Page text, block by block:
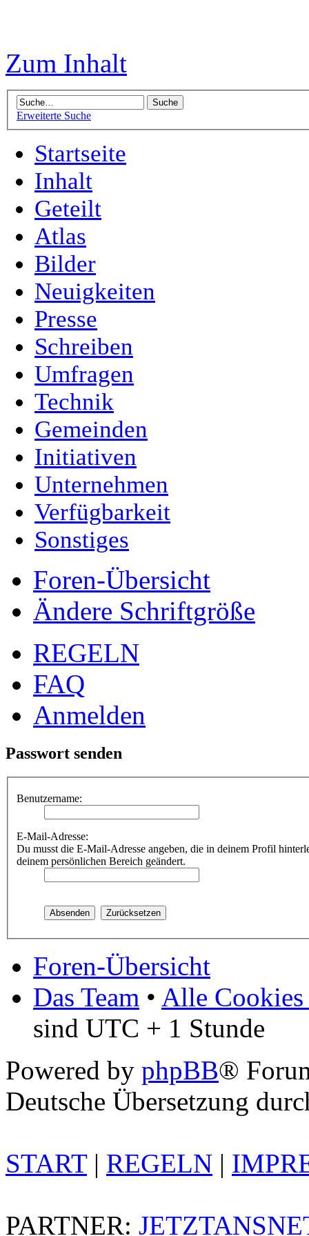
Zum Inhalt
Erweiterte Suche
Startseite
Inhalt
Geteilt
Atlas
Bilder
Neuigkeiten
Presse
Schreiben
Umfragen
Technik
Gemeinden
Initiativen
Unternehmen
Verfügbarkeit
Sonstiges
Foren-Übersicht
Ändere Schriftgröße
REGELN
FAQ
Anmelden
Passwort senden
Benutzername:
E-Mail-Adresse:
Du musst die E-Mail-Adresse angeben, die in deinem Profil
deinem persönlichen Bereich geändert.
Foren-Übersicht
Das Team • Alle Cookies
sind UTC + 1 Stunde
Powered by phpBB®
Deutsche Übersetzung
START| REGELN |
PARTNER: